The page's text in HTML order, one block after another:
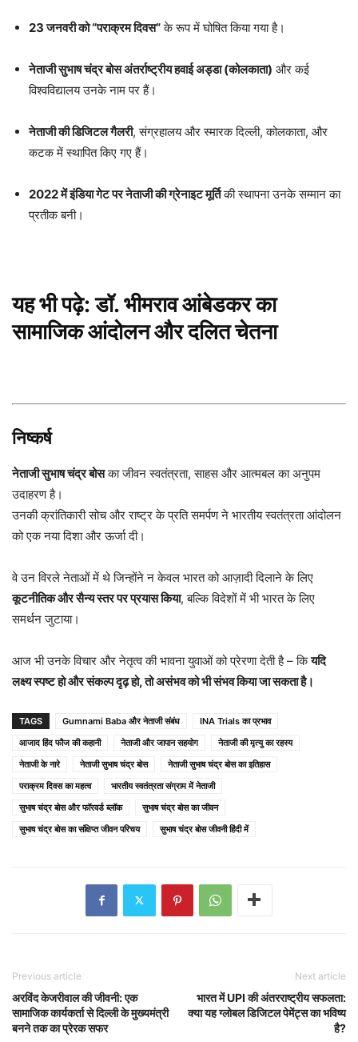
23 जनवरी को “पराक्रम दिवस”के रूप में घोषित किया गया है।
नेताजी सुभाष चंद्र बोस अंतर्राष्ट्रीय हवाई अड्डा (कोलकाता) और कई
विश्वविद्यालय उनके नाम पर हैं।
नेताजी की डिजिटल गैलरी, संग्रहालय और स्मारक दिल्ली, कोलकाता, और
कटक में स्थापित किए गए हैं।
2022 में इंडिया गेट पर नेताजी की ग्रेनाइट मूर्तिकी स्थापना उनके सम्मान का
प्रतीक बनी।
यह भी पढ़े:डॉ. भीमराव आंबेडकर का
सामाजिक आंदोलन और दलित चेतना
निष्कर्ष
नेताजी सुभाष चंद्र बोसका जीवन स्वतंत्रता, साहस और आत्मबल का अनुपम
उदाहरण है।
उनकी क्रांतिकारी सोच और राष्ट्र के प्रति समर्पण ने भारतीय स्वतंत्रता आंदोलन
को एक नया दिशा और ऊर्जा दी।
वे उन विरले नेताओं में थे जिन्होंने न केवल भारत को आज़ादी दिलाने के लिए
कूटनीतिक और सैन्य स्तर पर प्रयास किया, बल्कि विदेशों में भी भारत के लिए
समर्थन जुटाया।
आज भी उनके विचार और नेतृत्व की भावना युवाओं को प्रेरणा देती है – कियदि
लक्ष्य स्पष्ट हो और संकल्प दृढ़ हो, तो असंभव को भी संभव किया जा सकता है।
TAGS Gumnami Baba और नेताजी संबंध
INA Trials का प्रभाव
आजाद हिंद फौज की कहानी
नेताजी और जापान सहयोग
नेताजी की मृत्यु का रहस्य
नेताजी के नारे
नेताजी सुभाष चंद्र बोस
नेताजी सुभाष चंद्र बोस का इतिहास
पराक्रम दिवस का महत्व
भारतीय स्वतंत्रता संग्राम में नेताजी
सुभाष चंद्र बोस और फॉरवर्ड ब्लॉक
सुभाष चंद्र बोस का जीवन
सुभाष चंद्र बोस का संक्षिप्त जीवन परिचय
सुभाष चंद्र बोस जीवनी हिंदी में
Previous article
अरविंद केजरीवाल की जीवनी: एक
सामाजिक कार्यकर्ता से दिल्ली के मुख्यमंत्री
बनने तक का प्रेरक सफर
Next article
भारत में UPI की अंतरराष्ट्रीय सफलता:
क्या यह ग्लोबल डिजिटल पेमेंट्स का भविष्य
है?